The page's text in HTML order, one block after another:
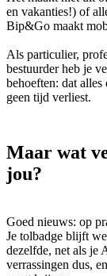
en vakanties!) of
Bip&Go maakt
Als particulier,
bestuurder heb je
behoeften: dat
geen tijd verliest.
Maar wat
jou?
Goed nieuws: op
Je tolbadge blijft
dezelfde, net als je
verrassingen dus,